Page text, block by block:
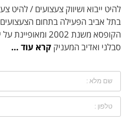
להיט ייבוא ושיווק צעצועים / להיט
בתל אביב הפעילה בתחום
הקופסא משנת 2002
סבלני ואדיב המעניק קרא עוד …